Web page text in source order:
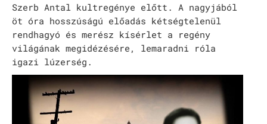
TÁP ALAPÍTVÁNY
Szerb Antal kultregénye előtt. A nagyjából
öt óra hosszúságú előadás kétségtelenül
rendhagyó és merész kísérlet a regény
világának megidézésére, lemaradni róla
igazi lúzerség.